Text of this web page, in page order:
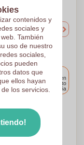
Incluido
a.m.
Entrega en
cualquier punto
de España
archivos a la
contenidos y
sociales y
También
uso de nuestro
sociales,
pueden
datos que
ellos hayan
los servicios.